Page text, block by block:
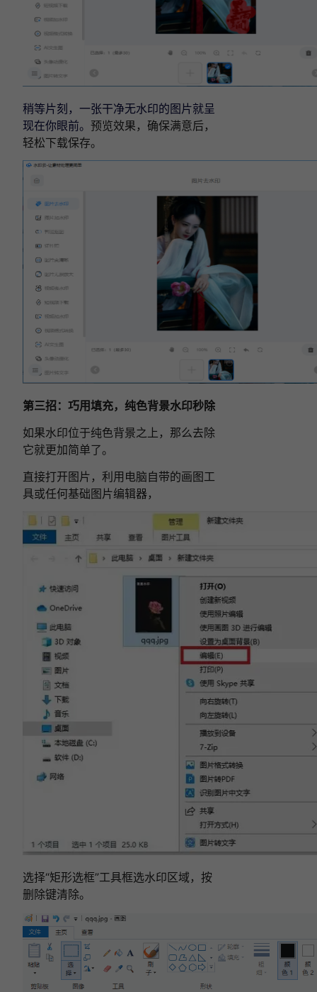
稍等片刻，一张干净无水印的图片就呈
现在你眼前。 预览效果，确保满意后，
轻松下载保存。
第三招：巧用填充，纯色背景水印秒除
如果水印位于纯色背景之上，那么去除
它就更加简单了。
直接打开图片，利用电脑自带的画图工
具或任何基础图片编辑器，
选择“矩形选框”工具框选水印区域，按
删除键清除。